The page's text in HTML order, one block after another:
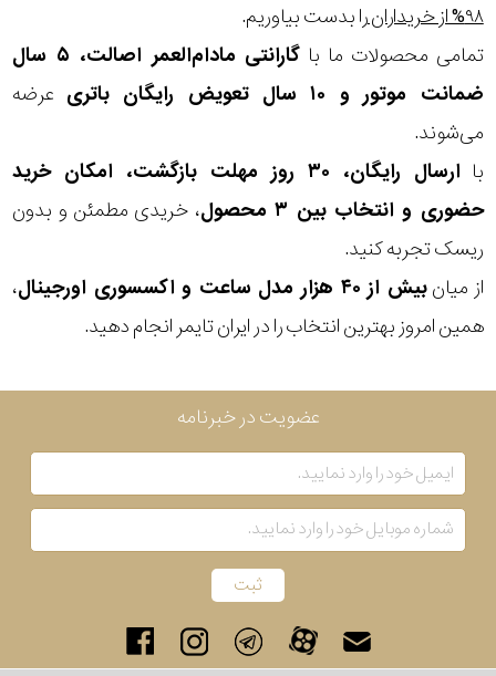
۹۸% از خریداران
را بدست بیاوریم.
تمامی محصولات ما با
گارانتی مادام‌العمر اصالت، ۵ سال
ضمانت موتور و ۱۰ سال تعویض رایگان باتری
عرضه
می‌شوند.
با
ارسال رایگان، ۳۰ روز مهلت بازگشت، امکان خرید
حضوری و انتخاب بین ۳ محصول
، خریدی مطمئن و بدون
ریسک تجربه کنید.
از میانبیش از ۴۰ هزار مدل ساعت و اکسسوری اورجینال
،
همین امروز بهترین انتخاب را در ایران تایمر انجام دهید.
سبک
رنگ
عدسی
فریم
جنس
اصالت
کشور
برند
عضویت در خبرنامه